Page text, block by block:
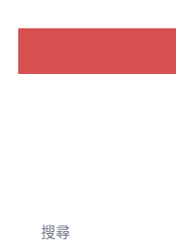
搜尋